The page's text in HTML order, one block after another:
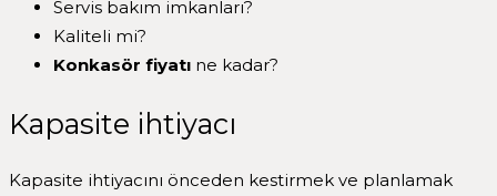
Servis bakım imkanları?
Kaliteli mi?
Konkasör fiyatı ne kadar?
Kapasite ihtiyacı
Kapasite ihtiyacını önceden kestirmek ve planlamak